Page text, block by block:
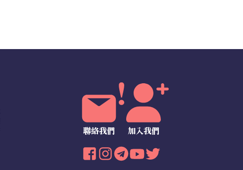
聯絡我們 加入我們